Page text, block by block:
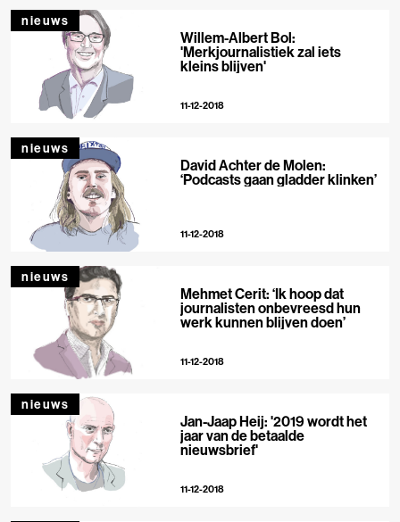
nieuws
Willem-Albert Bol:
'Merkjournalistiek zal iets
kleins blijven'
11-12-2018
nieuws
David Achter de Molen:
‘Podcasts gaan gladder klinken’
11-12-2018
nieuws
Mehmet Cerit: ‘Ik hoop dat
journalisten onbevreesd hun
werk kunnen blijven doen’
11-12-2018
nieuws
Jan-Jaap Heij: '2019 wordt het
jaar van de betaalde
nieuwsbrief'
11-12-2018